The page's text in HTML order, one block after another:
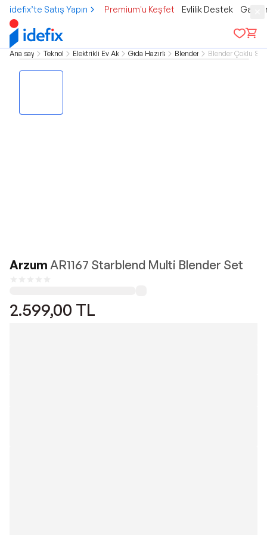
idefix’te Satış Yapın Premium'u Keşfet Evlilik Destek
Ana sayfa Teknoloji Elektrikli Ev AletleriGıda HazırlamaBlenderlar Blender Çoklu
Arzum AR1167 Starblend Multi Blender Set
2.599,00 TL